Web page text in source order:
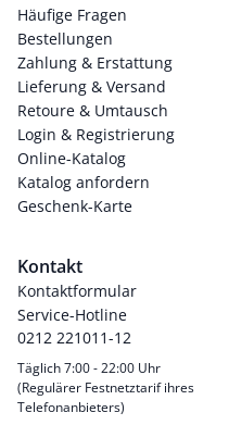
Häufige Fragen
Bestellungen
Zahlung & Erstattung
Lieferung & Versand
Retoure & Umtausch
Login & Registrierung
Online-Katalog
Katalog anfordern
Geschenk-Karte
Kontakt
Kontaktformular
Service-Hotline
0212 221011-12
Täglich 7:00 - 22:00 Uhr
(Regulärer Festnetztarif ihres
Telefonanbieters)